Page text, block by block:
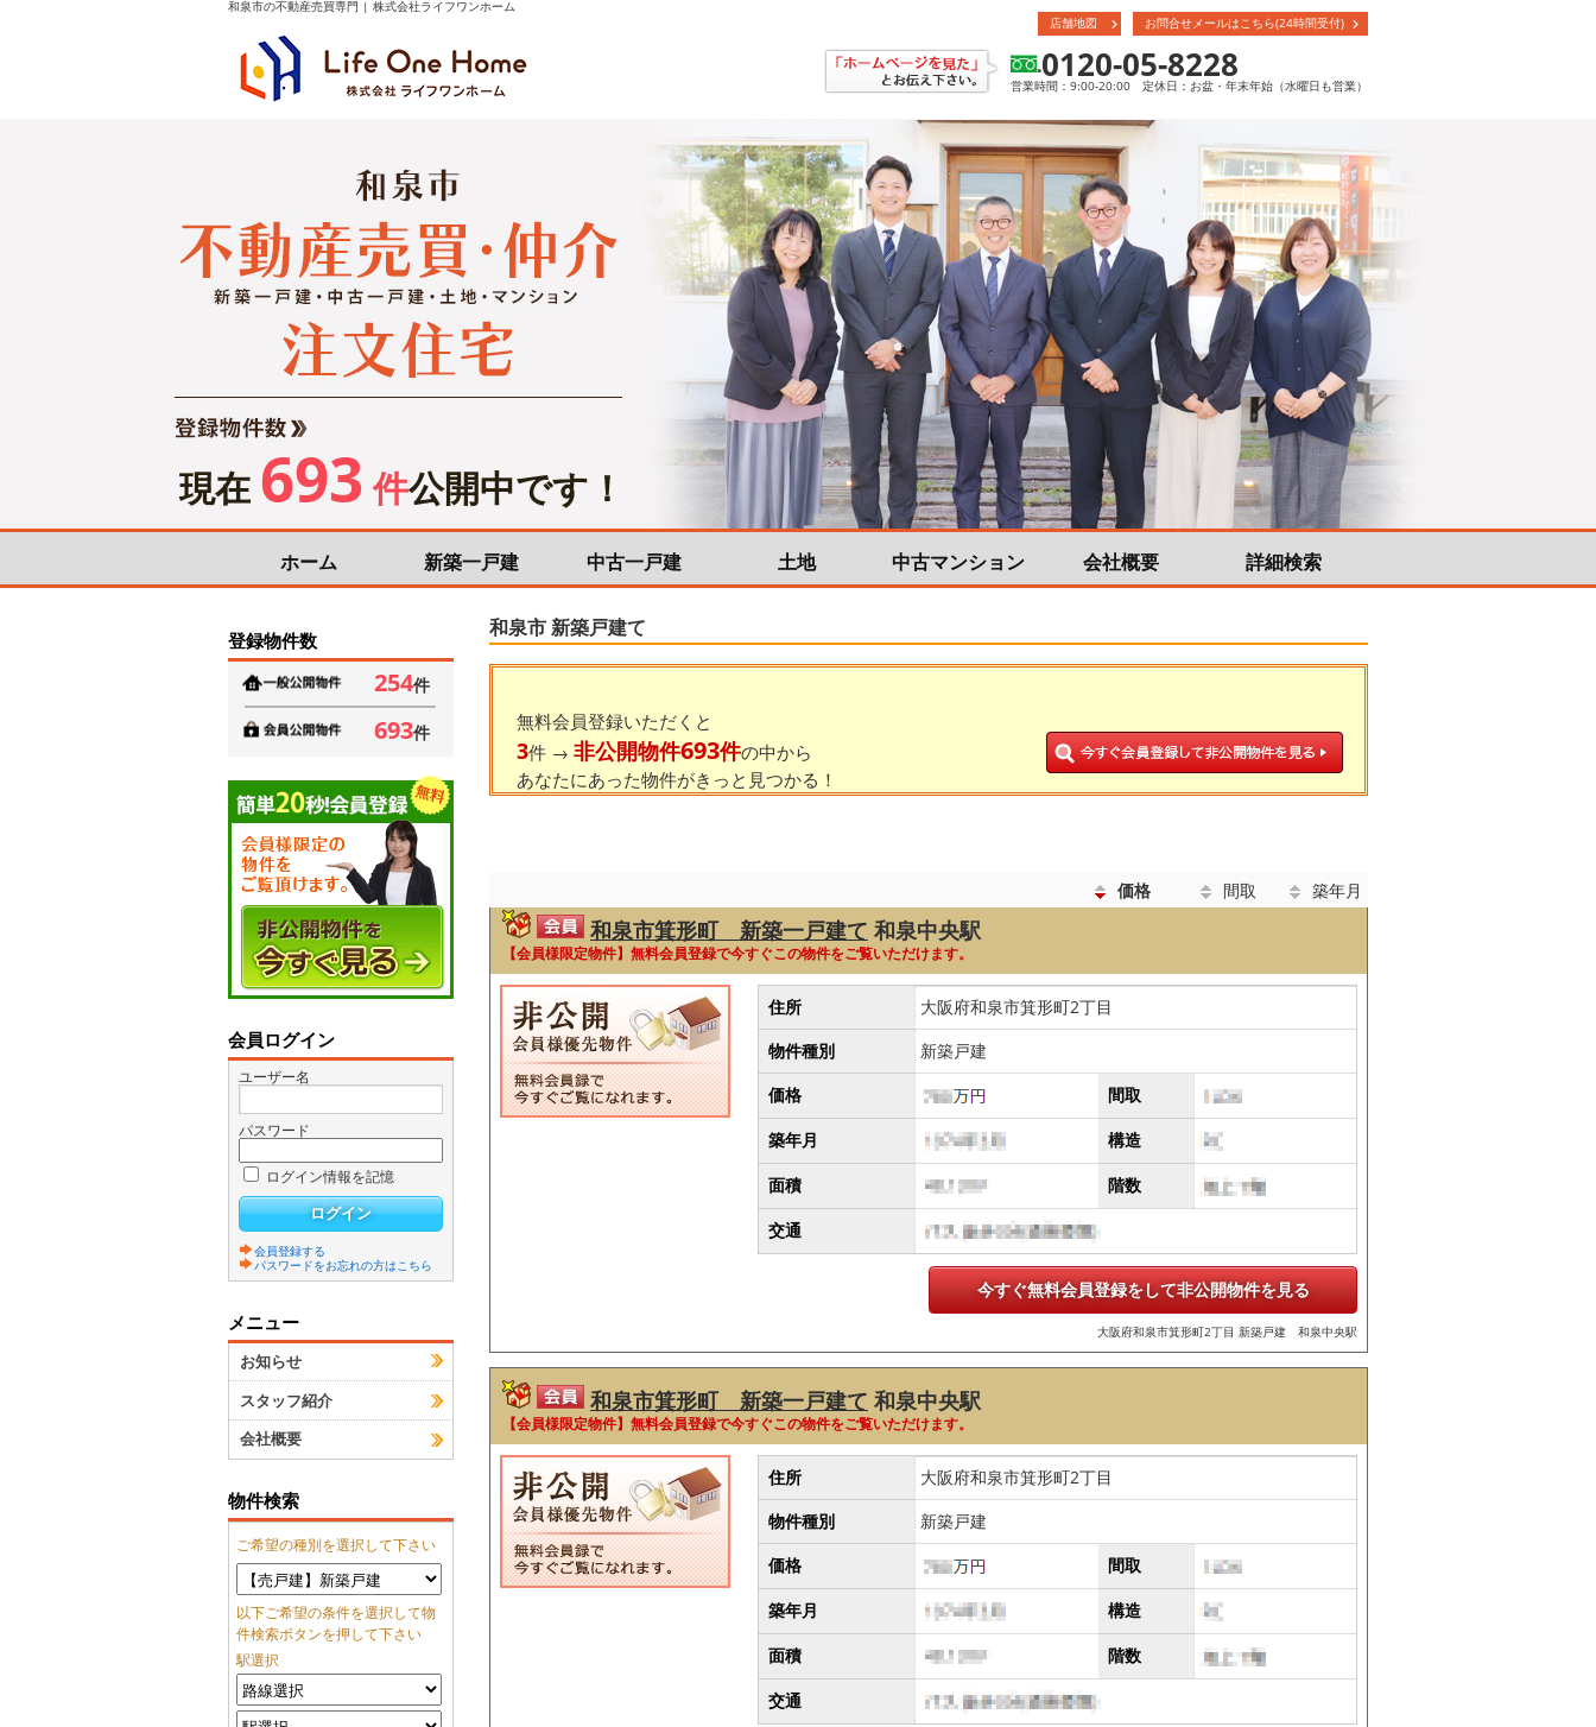
和泉市の不動産売買専門 | 株式会社ライフワンホーム
店舗地図
お問合せメールはこちら(24時間受付)
0120-05-8228
営業時間：9:00-20:00 定休日：お盆・年末年始（水曜日も営業）
現在 693 件公開中です！
ホーム 新築一戸建 中古一戸建 土地 中古マンション 会社概要 詳細検索
和泉市 新築戸建て
無料会員登録いただくと
3件 → 非公開物件693件の中から
あなたにあった物件がきっと見つかる！
価格 間取 築年月
和泉市箕形町 新築一戸建て 和泉中央駅
【会員様限定物件】無料会員登録で今すぐこの物件をご覧いただけます。
住所
大阪府和泉市箕形町2丁目
物件種別
新築戸建
価格
間取
築年月
構造
面積
階数
交通
今すぐ無料会員登録をして非公開物件を見る
大阪府和泉市箕形町2丁目 新築戸建 和泉中央駅
和泉市箕形町 新築一戸建て 和泉中央駅
【会員様限定物件】無料会員登録で今すぐこの物件をご覧いただけます。
住所
大阪府和泉市箕形町2丁目
物件種別
新築戸建
価格
間取
築年月
構造
面積
階数
交通
登録物件数
254件
693件
会員ログイン
ユーザー名
パスワード
ログイン情報を記憶
会員登録する
パスワードをお忘れの方はこちら
メニュー
お知らせ
スタッフ紹介
会社概要
物件検索
ご希望の種別を選択して下さい
以下ご希望の条件を選択して物
件検索ボタンを押して下さい
駅選択